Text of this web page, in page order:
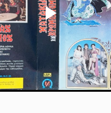
Play
Video